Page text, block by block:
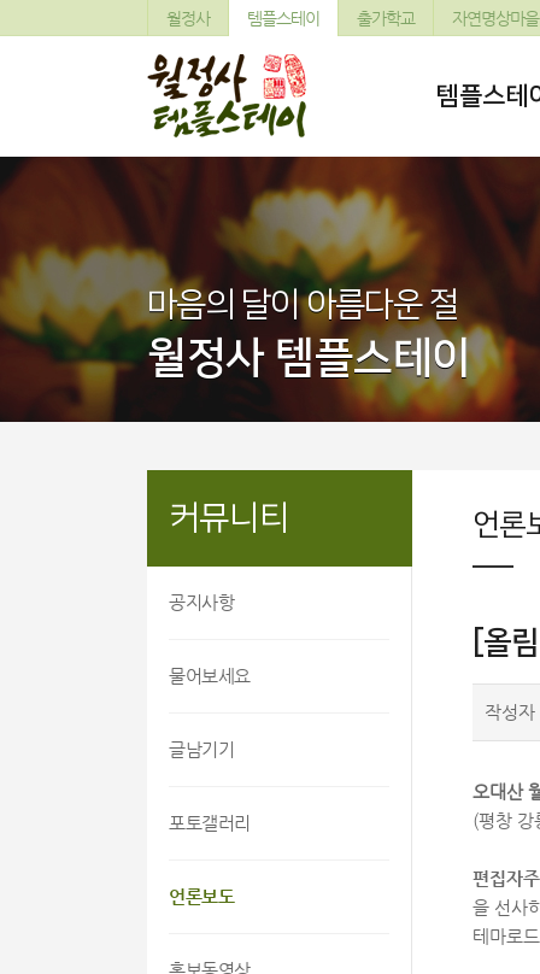
월정사 템플스테이 출가학교 자연명상마을
템플스테
마음의 달이 아름다운 절
월정사 템플스테이
커뮤니티
공지사항
물어보세요
글남기기
포토갤러리
언론보도
홍보동영상
언론
[올
작성자
오대산
(평창
편집자주
을 선사
테마로